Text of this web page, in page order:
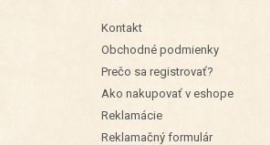
Kontakt
Obchodné podmienky
Prečo sa registrovať?
Ako nakupovať v eshope
Reklamácie
Reklamačný formulár